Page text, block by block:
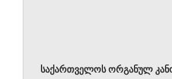
საქართველოს ორგანულ